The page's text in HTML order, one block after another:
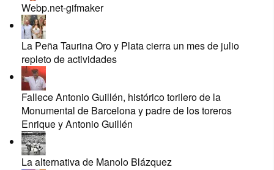
Webp.net-gifmaker
La Peña Taurina Oro y Plata cierra un mes de julio
repleto de actividades
Fallece Antonio Guillén, histórico torilero de la
Monumental de Barcelona y padre de los toreros
Enrique y Antonio Guillén
La alternativa de Manolo Blázquez